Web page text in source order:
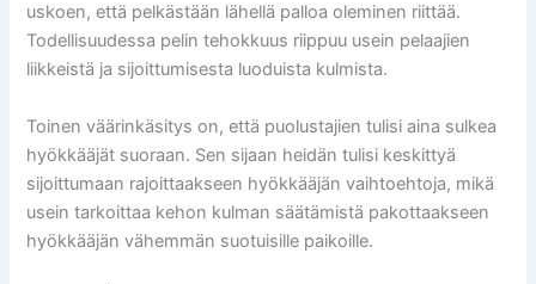
uskoen, että pelkästään lähellä palloa oleminen riittää.
Todellisuudessa pelin tehokkuus riippuu usein pelaajien
liikkeistä ja sijoittumisesta luoduista kulmista.
Toinen väärinkäsitys on, että puolustajien tulisi aina sulkea
hyökkääjät suoraan. Sen sijaan heidän tulisi keskittyä
sijoittumaan rajoittaakseen hyökkääjän vaihtoehtoja, mikä
usein tarkoittaa kehon kulman säätämistä pakottaakseen
hyökkääjän vähemmän suotuisille paikoille.